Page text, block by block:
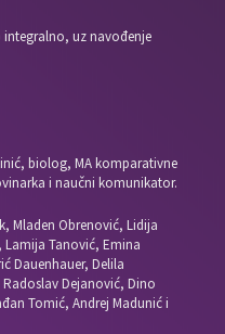
integralno, uz navođenje
biolog, MA komparativne
i naučni komunikator.
Mladen Obrenović, Lidija
Lamija Tanović, Emina
Dauenhauer, Delila
Dejanović, Dino
Tomić, Andrej Madunić i